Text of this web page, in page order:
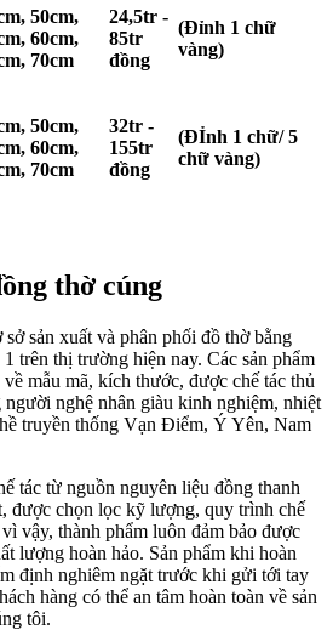
50cm,
60cm,
70cm
24,5tr -
85tr
đồng
(Đỉnh 1 chữ
vàng)
50cm,
60cm,
70cm
32tr -
155tr
đồng
(ĐỈnh 1 chữ/ 5
chữ vàng)
thờ cúng
sản xuất và phân phối đồ thờ bằng
trên thị trường hiện nay. Các sản phẩm
mẫu mã, kích thước, được chế tác thủ
nghệ nhân giàu kinh nghiệm, nhiệt
truyền thống Vạn Điểm, Ý Yên, Nam
tác từ nguồn nguyên liệu đồng thanh
được chọn lọc kỹ lượng, quy trình chế
vậy, thành phẩm luôn đảm bảo được
lượng hoàn hảo. Sản phẩm khi hoàn
định nghiêm ngặt trước khi gửi tới tay
hàng có thể an tâm hoàn toàn về sản
tôi.